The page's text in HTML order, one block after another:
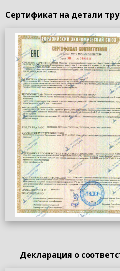
Сертификат на детали
Декларация о